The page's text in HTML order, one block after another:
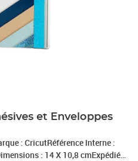
et Enveloppes
: CricutRéférence Interne :
: 14 X 10,8 cmExpédié